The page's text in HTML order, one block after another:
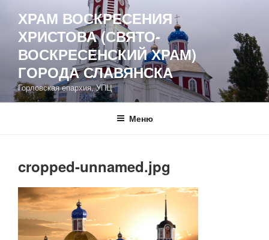
содержимому
ХРАМ ВОСКРЕСЕНИЯ
ХРИСТОВА (СВЯТО-
ВОСКРЕСЕНСКИЙ ХРАМ)
ГОРОДА СЛАВЯНСКА
Горловская епархия, УПЦ
Меню
cropped-unnamed.jpg